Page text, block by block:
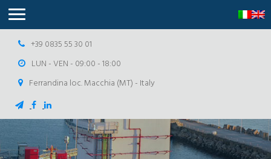
+39 0835 55 30 01
LUN - VEN - 09:00 - 18:00
Ferrandina loc. Macchia (MT) - Italy